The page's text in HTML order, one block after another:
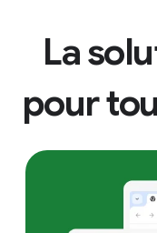
La
pour